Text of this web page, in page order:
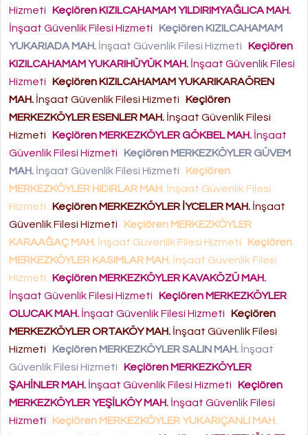
Hizmeti
Keçiören KIZILCAHAMAM YILDIRIMYAĞLICA MAH.
İnşaat Güvenlik Filesi Hizmeti
Keçiören KIZILCAHAMAM
YUKARIADA MAH. İnşaat Güvenlik Filesi Hizmeti
Keçiören
KIZILCAHAMAM YUKARIHÜYÜK MAH. İnşaat Güvenlik Filesi
Hizmeti
Keçiören KIZILCAHAMAM YUKARIKARAÖREN
MAH. İnşaat Güvenlik Filesi Hizmeti
Keçiören
MERKEZKÖYLER ESENLER MAH. İnşaat Güvenlik Filesi
Hizmeti
Keçiören MERKEZKÖYLER GÖKBEL MAH. İnşaat
Güvenlik Filesi Hizmeti
Keçiören MERKEZKÖYLER GÜVEM
MAH. İnşaat Güvenlik Filesi Hizmeti
Keçiören
MERKEZKÖYLER HIDIRLAR MAH. İnşaat Güvenlik Filesi
Hizmeti
Keçiören MERKEZKÖYLER İYCELER MAH. İnşaat
Güvenlik Filesi Hizmeti
Keçiören MERKEZKÖYLER
KARAAĞAÇ MAH. İnşaat Güvenlik Filesi Hizmeti
Keçiören
MERKEZKÖYLER KASIMLAR MAH. İnşaat Güvenlik Filesi
Hizmeti
Keçiören MERKEZKÖYLER KAVAKÖZÜ MAH.
İnşaat Güvenlik Filesi Hizmeti
Keçiören MERKEZKÖYLER
OLUCAK MAH. İnşaat Güvenlik Filesi Hizmeti
Keçiören
MERKEZKÖYLER ORTAKÖY MAH. İnşaat Güvenlik Filesi
Hizmeti
Keçiören MERKEZKÖYLER SALIN MAH. İnşaat
Güvenlik Filesi Hizmeti
Keçiören MERKEZKÖYLER
ŞAHİNLER MAH. İnşaat Güvenlik Filesi Hizmeti
Keçiören
MERKEZKÖYLER YEŞİLKÖY MAH. İnşaat Güvenlik Filesi
Hizmeti
Keçiören MERKEZKÖYLER YUKARIÇANLI MAH.